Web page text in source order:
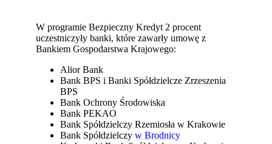
W programie Bezpieczny Kredyt 2 procent
uczestniczyły banki, które zawarły umowę z
Bankiem Gospodarstwa Krajowego:
Alior Bank
Bank BPS i Banki Spółdzielcze Zrzeszenia
BPS
Bank Ochrony Środowiska
Bank PEKAO
Bank Spółdzielczy Rzemiosła w Krakowie
Bank Spółdzielczyw Brodnicy